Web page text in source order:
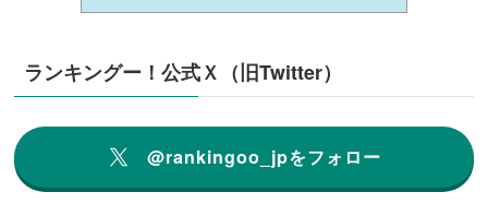
ランキングー！公式Ｘ（旧Twitter）
@rankingoo_jpをフォロー